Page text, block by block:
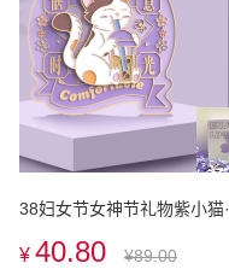
38妇女节女神节礼物紫小猫
¥ 40.80 ¥89.00